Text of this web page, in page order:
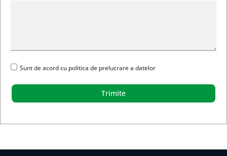
Sunt de acord cu politica de prelucrare a datelor
Trimite